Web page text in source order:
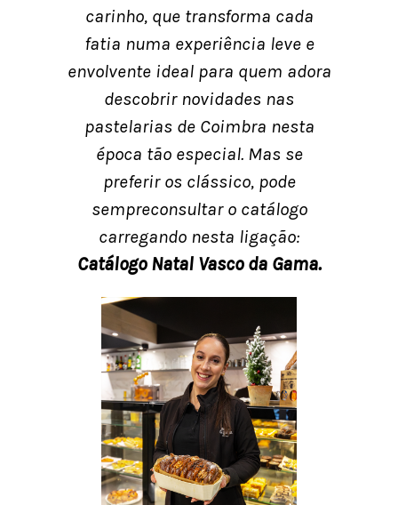
carinho, que transforma cada
fatia numa experiência leve e
envolvente ideal para quem adora
descobrir novidades nas
pastelarias de Coimbra nesta
época tão especial. Mas se
preferir os clássico, pode
sempreconsultar o catálogo
carregando nesta ligação:
Catálogo Natal Vasco da Gama.